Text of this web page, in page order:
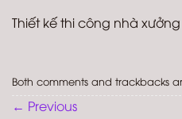
Thiết kế thi công nhà xưởng
Both comments and trackbacks
← Previous